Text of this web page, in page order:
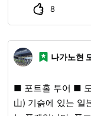
원》 주소: 도요오
시는 경우는, 상담해 주십시오. ■ 요금
참가 시: 「1인당:
광협회(도요오카
(9:00~18:00) ・홈
8
나가노현
■ 포트홀 투어 ■ 도요오카무라(豊丘村) 안쪽, 기멘산(鬼面
山) 기슭에 있는 일